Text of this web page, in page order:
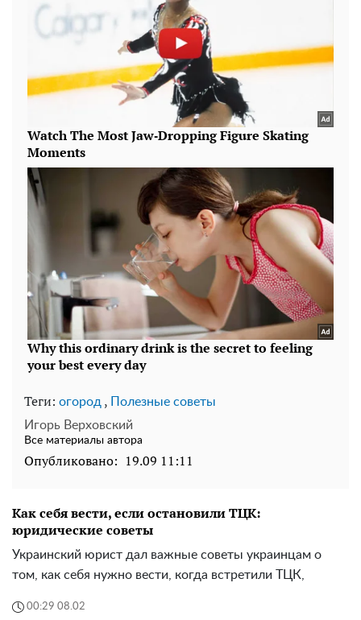
Теги: огород ,
Полезные советы
Игорь Верховский
Все материалы автора
Опубликовано: 19.09 11:11
Как себя вести, если остановили ТЦК:
юридические советы
Украинский юрист дал важные советы украинцам о
том, как себя нужно вести, когда встретили ТЦК,
00:29 08.02